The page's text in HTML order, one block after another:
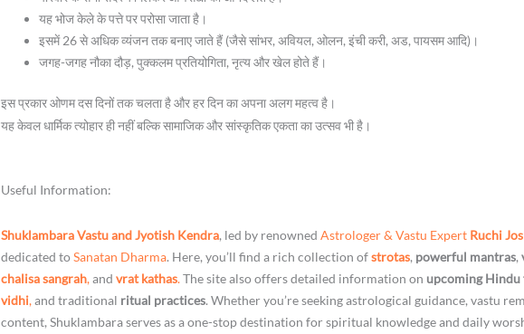
यह भोज केले के पत्ते पर परोसा जाता है।
इसमें 26 से अधिक व्यंजन तक बनाए जाते हैं (जैसे सांभर, अवियल, ओलन, इंची करी, अड, पायसम आदि)।
जगह-जगह नौका दौड़, पुक्कलम प्रतियोगिता, नृत्य और खेल होते हैं।
इस प्रकार ओणम दस दिनों तक चलता है और हर दिन का अपना अलग महत्व है।
यह केवल धार्मिक त्योहार ही नहीं बल्कि सामाजिक और सांस्कृतिक एकता का उत्सव भी है।
Useful Information:
Shuklambara Vastu and Jyotish Kendra, led by renownedAstrologer & Vastu Expert Ruchi
dedicated toSanatan Dharma. Here, you’ll find a rich collection ofstrotas, powerful mantras,
chalisa sangrah,andvrat kathas.The site also offers detailed information on upcoming Hindu
vidhi,and traditional ritual practices. Whether you’re seeking astrological guidance, vastu
content, Shuklambara serves as a one-stop destination for spiritual knowledge and daily